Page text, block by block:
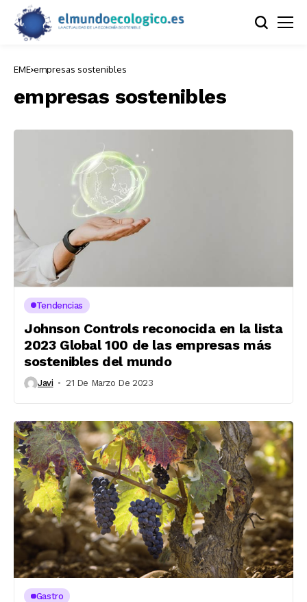
EME empresas sostenibles
empresas sostenibles
Tendencias
Johnson Controls reconocida en la lista
2023 Global 100 de las empresas más
sostenibles del mundo
Javi 21 De Marzo De 2023
Gastro